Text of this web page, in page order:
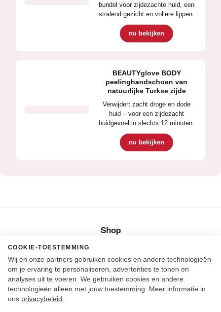
bundel voor zijdezachte huid, een
stralend gezicht en vollere lippen.
nu bekijken
BEAUTYglove BODY
peelinghandschoen van
natuurlijke Turkse zijde
Verwijdert zacht droge en dode
huid – voor een zijdezacht
huidgevoel in slechts 12 minuten.
nu bekijken
Shop
BlogFAQ & gebruikImpressum
PrivacyAlgemene voorwaardenHerroepingToegankelijkheid
COOKIE-TOESTEMMING
Wij en onze partners gebruiken cookies en andere technologieën
om je ervaring te personaliseren, advertenties te tonen en
analyses uit te voeren. We gebruiken cookies en andere
technologieën alleen met jouw toestemming. Meer informatie in
ons privacybeleid .